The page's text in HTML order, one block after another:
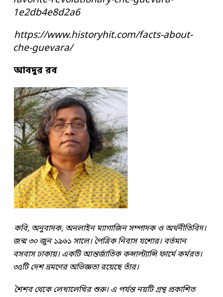
1e2db4e8d2a6
https://www.historyhit.com/facts-about-
che-guevara/
আবদুর রব
কবি, অনুবাদক, অনলাইন ম্যাগাজিন সম্পাদক ও অর্থনীতিবিদ।
জন্ম ৩০ জুন ১৯৬১ সালে। পৈত্রিক নিবাস যশোর। বর্তমান
বসবাস ঢাকায়। একটি আন্তর্জাতিক কন্সাল্ট্যান্সি ফার্মে কর্মরত।
৩৫টি দেশ ভ্রমণের অভিজ্ঞতা রয়েছে তাঁর।
শৈশব থেকে লেখালেখির শুরু। এ পর্যন্ত নয়টি গ্রন্থ প্রকাশিত